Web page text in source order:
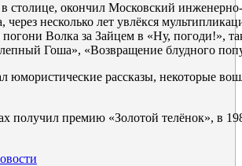
столице, окончил Московский
несколько лет увлёкся
Волка за Зайцем в «Ну, погоди!»,
Гоша», «Возвращение блудного
юмористические рассказы, некоторые
получил премию «Золотой телёнок», в